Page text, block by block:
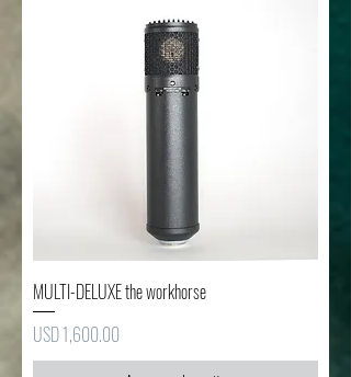
MULTI-DELUXE the workhorse
Precio
USD 1,600.00